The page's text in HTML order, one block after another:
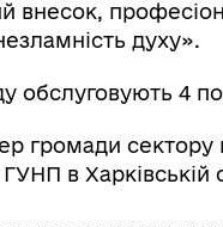
внесок,
духу».
обслуговують 4
громади сектору
в Харківській